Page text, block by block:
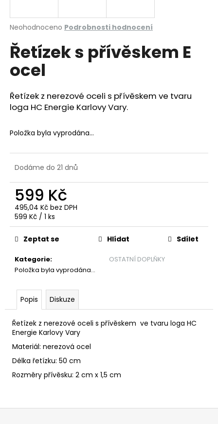
Průměrné
produktu
je
z
hvězdiček.
Neohodnoceno Podrobnosti hodnocení
Řetízek s přívěskem E
ocel
Řetízek z nerezové oceli s přívěskem ve tvaru
loga HC Energie Karlovy Vary.
Položka byla vyprodána…
Dodáme do 21 dnů
599 Kč
495,04 Kč bez DPH
Měrná
cena:
599 Kč / 1 ks
Kategorie:
OSTATNÍ DOPLŇKY
Položka byla vyprodána…
Zeptat se Hlídat Sdílet
Popis Diskuze
Řetízek z nerezové oceli s přívěskem ve tvaru loga HC
Energie Karlovy Vary
Materiál: nerezová ocel
Délka řetízku: 50 cm
Rozměry přívěsku: 2 cm x 1,5 cm
j
t
?
HLEDAT
D
o
u
č
u
m
e
DRES
FAN
PLAY
OFF
25-
26
1
599
Kč
Z